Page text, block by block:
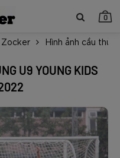
0
HÀNG
Hình ảnh cầu thủ
U9 YOUNG KIDS